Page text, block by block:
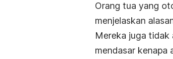
Orang tua yang
menjelaskan
Mereka juga tidak
mendasar kenapa